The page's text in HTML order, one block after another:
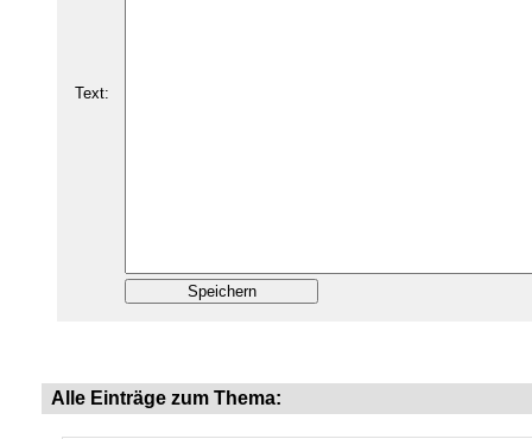
Text:
Alle Einträge zum Thema: